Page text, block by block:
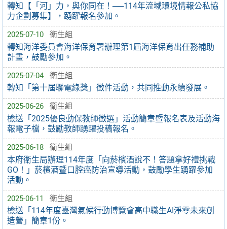
轉知【「河」力，與你同在！──114年流域環境情報公私協
力企劃募集】，踴躍報名參加。
2025-07-10 衛生組
轉知海洋委員會海洋保育署辦理第1屆海洋保育出任務補助
計畫，鼓勵參加。
2025-07-04 衛生組
轉知「第十屆聯電綠獎」徵件活動，共同推動永續發展。
2025-06-26 衛生組
檢送「2025優良動保教師徵選」活動簡章暨報名表及活動海
報電子檔，鼓勵教師踴躍投稿報名。
2025-06-18 衛生組
本府衛生局辦理114年度「向菸檳酒說不！答題拿好禮挑戰
GO！」菸檳酒暨口腔癌防治宣導活動，鼓勵學生踴躍參加
活動。
2025-06-11 衛生組
檢送「114年度臺灣氣候行動博覽會高中職生AI淨零未來創
造營」簡章1份。